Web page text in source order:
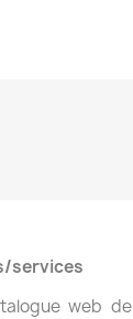
services
web de